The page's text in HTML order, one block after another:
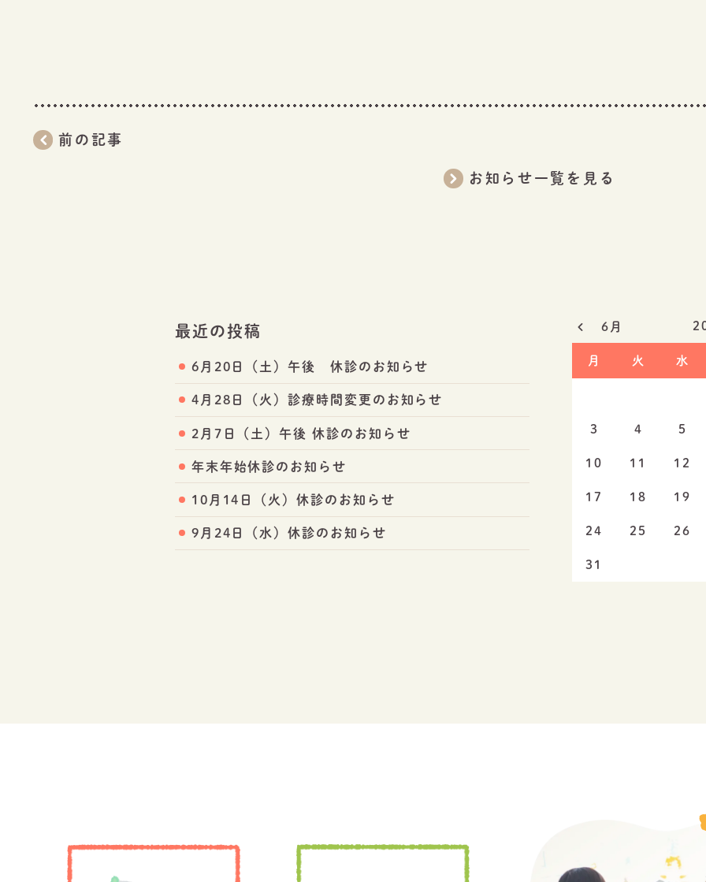
前の記事
お知らせ一覧を見る
最近の投稿
6月20日（土）午後 休診のお知らせ
4月28日（火）診療時間変更のお知らせ
2月7日（土）午後 休診のお知らせ
年末年始休診のお知らせ
10月14日（火）休診のお知らせ
9月24日（水）休診のお知らせ
月 火 水
6月
3 4 5
10 11 12
17 18 19
24 25 26
31